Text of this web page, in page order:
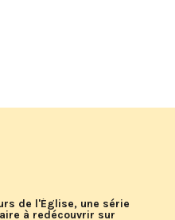
de l'Église, une série
à redécouvrir sur